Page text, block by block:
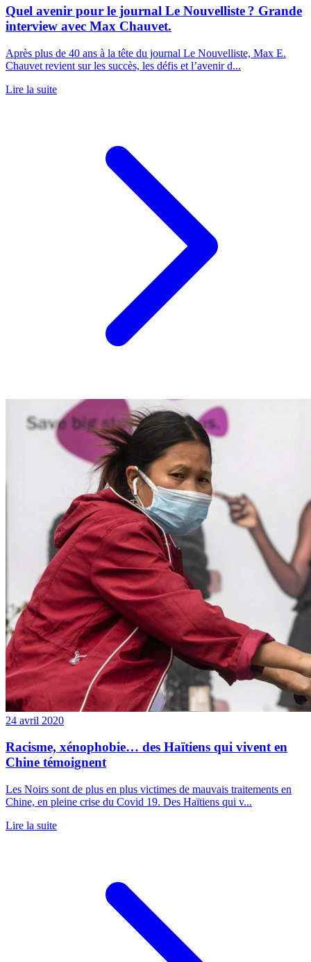
Quel avenir pour le journal Le Nouvelliste ? Grande
interview avec Max Chauvet.
Après plus de 40 ans à la tête du journal Le Nouvelliste, Max E.
Chauvet revient sur les succès, les défis et l’avenir d...
Lire la suite
24 avril 2020
Racisme, xénophobie… des Haïtiens qui vivent en
Chine témoignent
Les Noirs sont de plus en plus victimes de mauvais traitements en
Chine, en pleine crise du Covid 19. Des Haïtiens qui v...
Lire la suite